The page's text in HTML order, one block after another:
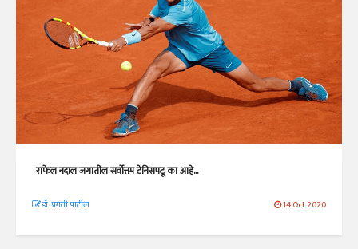
राफेल नदाल जगातील सर्वोत्तम टेनिसपटू का आहे...
डॉ. प्रगती पाटील 14 Oct 2020